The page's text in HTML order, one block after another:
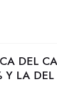
DEL
LA